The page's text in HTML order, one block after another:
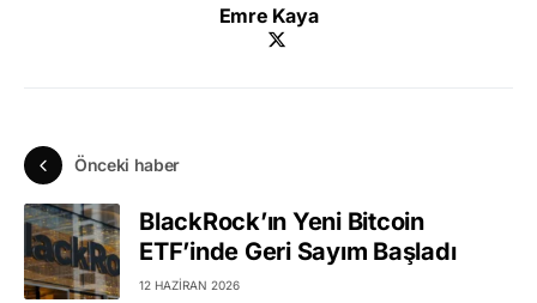
Emre Kaya
Önceki haber
BlackRock’ın Yeni Bitcoin
ETF’inde Geri Sayım Başladı
12 HAZIRAN 2026